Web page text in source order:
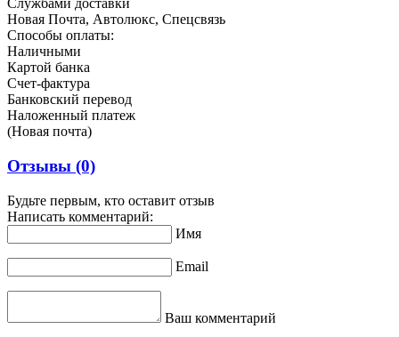
Службами доставки
Новая Почта, Автолюкс, Спецсвязь
Способы оплаты:
Наличными
Картой банка
Счет-фактура
Банковский перевод
Наложенный платеж
(Новая почта)
Отзывы (0)
Будьте первым, кто оставит отзыв
Написать комментарий:
Имя
Email
Ваш комментарий